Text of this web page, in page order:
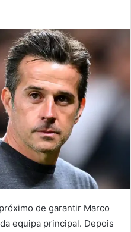
de garantir Marco
equipa principal. Depois